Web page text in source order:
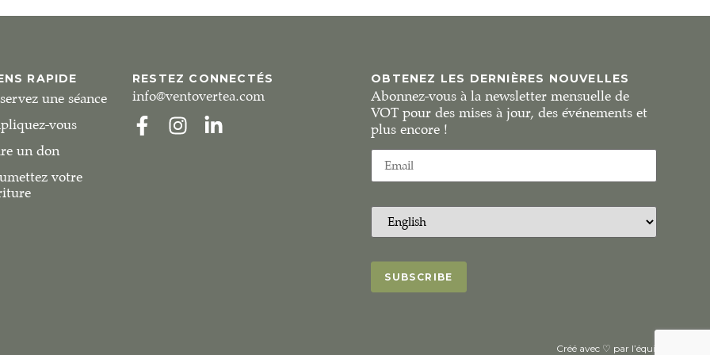
RAPIDE
une séance
vous
un don
votre
RESTEZ CONNECTÉS
info@ventovertea.com
OBTENEZ LES DERNIÈRES NOUVELLES
Abonnez-vous à la newsletter mensuelle de
VOT pour des mises à jour, des événements et
plus encore !
Créé avec ♡ par l’équipe de VOT